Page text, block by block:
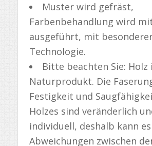
Muster wird gefräst,
Farbenbehandlung wird
ausgeführt, mit
Technologie.
Bitte beachten Sie: Holz
Naturprodukt. Die
Festigkeit und
Holzes sind veränderlich
individuell, deshalb kann
Abweichungen zwischen